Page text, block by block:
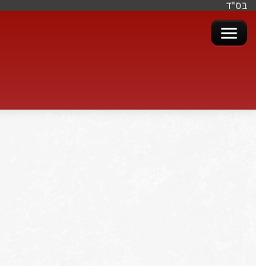
בּס"ד